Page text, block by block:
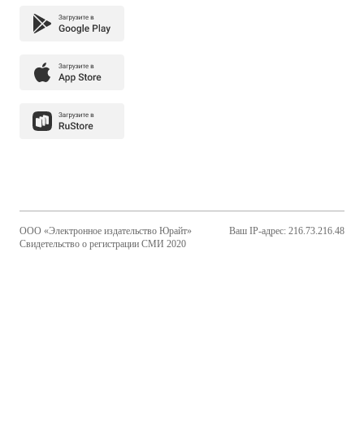
ООО «Электронное издательство Юрайт»
Свидетельство о регистрации СМИ 2020
Ваш IP-адрес: 216.73.216.48